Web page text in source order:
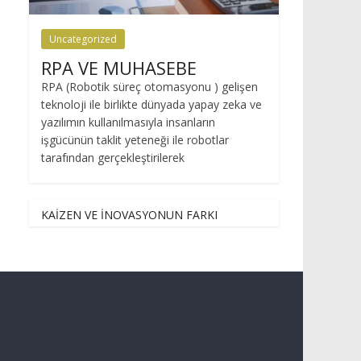
Uncategorized
RPA VE MUHASEBE
RPA (Robotik süreç otomasyonu ) gelişen
teknoloji ile birlikte dünyada yapay zeka ve
yazılımın kullanılmasıyla insanların
işgücünün taklit yeteneği ile robotlar
tarafından gerçekleştirilerek
KAİZEN VE İNOVASYONUN FARKI